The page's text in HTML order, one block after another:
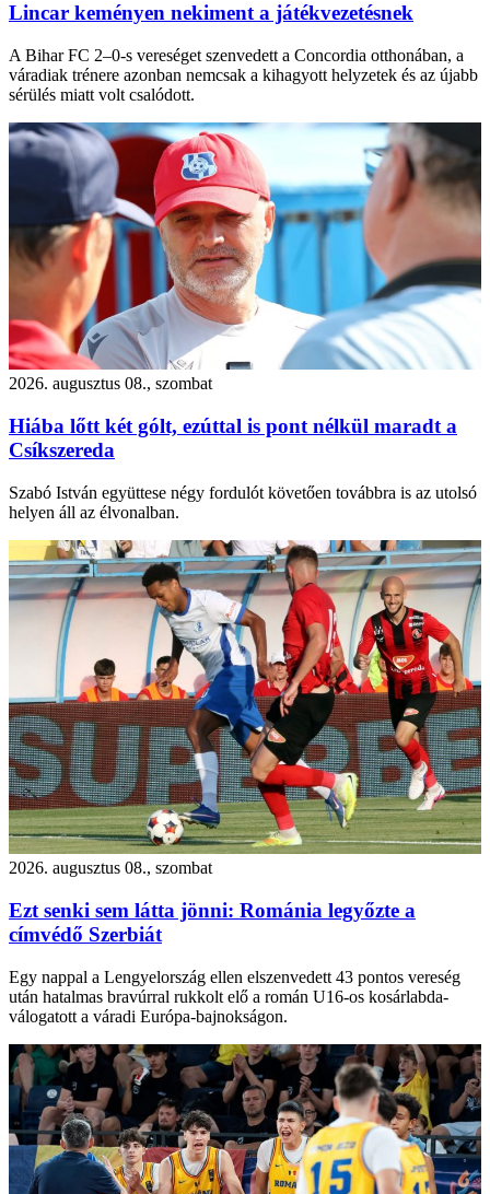
Lincar keményen nekiment a játékvezetésnek
A Bihar FC 2–0-s vereséget szenvedett a Concordia otthonában, a
váradiak trénere azonban nemcsak a kihagyott helyzetek és az újabb
sérülés miatt volt csalódott.
2026. augusztus 08., szombat
Hiába lőtt két gólt, ezúttal is pont nélkül maradt a
Csíkszereda
Szabó István együttese négy fordulót követően továbbra is az utolsó
helyen áll az élvonalban.
2026. augusztus 08., szombat
Ezt senki sem látta jönni: Románia legyőzte a
címvédő Szerbiát
Egy nappal a Lengyelország ellen elszenvedett 43 pontos vereség
után hatalmas bravúrral rukkolt elő a román U16-os kosárlabda-
válogatott a váradi Európa-bajnokságon.